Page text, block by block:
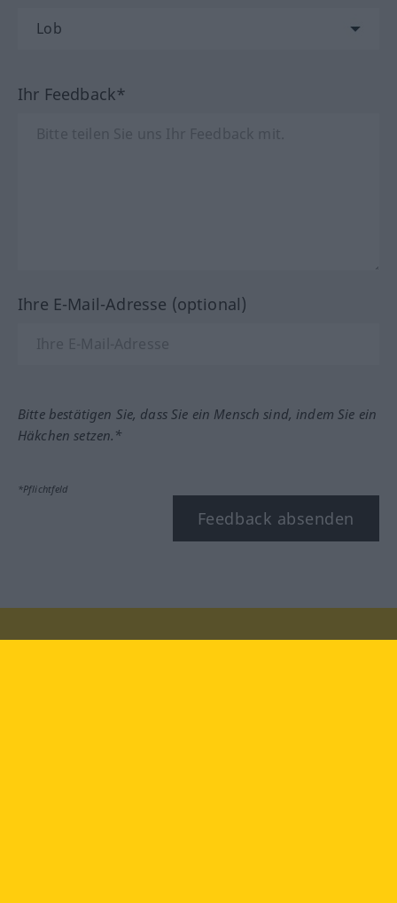
Ihr Feedback*
Ihre E-Mail-Adresse (optional)
Bitte bestätigen Sie, dass Sie ein Mensch sind, indem Sie ein
Häkchen setzen.*
*Pflichtfeld
Feedback absenden